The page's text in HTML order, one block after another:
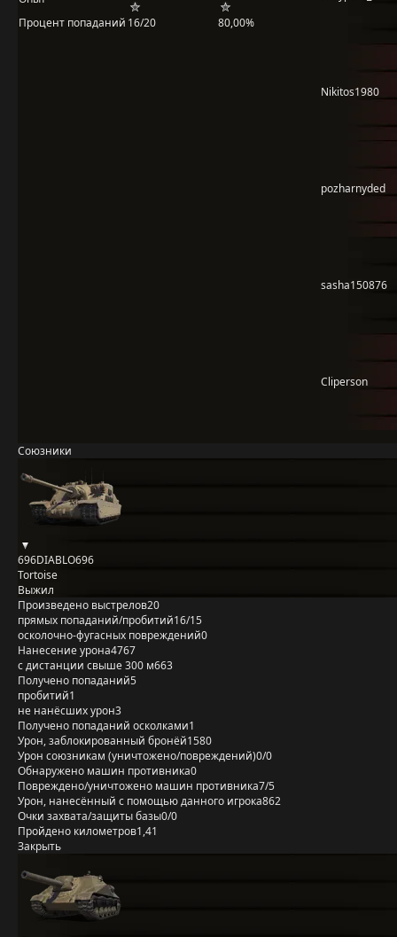
Процент попаданий 16/20 80,00%
Nikitos1980
pozharnyded
sasha150876
Cliperson
Союзники
696DIABLO696
Tortoise
Выжил
Произведено выстрелов20
прямых попаданий/пробитий16/15
осколочно-фугасных повреждений0
Нанесение урона4767
с дистанции свыше 300 м663
Получено попаданий5
пробитий1
не нанёсших урон3
Получено попаданий осколками1
Урон, заблокированный бронёй1580
Урон союзникам (уничтожено/повреждений)0/0
Обнаружено машин противника0
Повреждено/уничтожено машин противника7/5
Урон, нанесённый с помощью данного игрока862
Очки захвата/защиты базы0/0
Пройдено километров1,41
Закрыть